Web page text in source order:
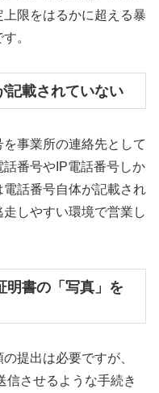
限をはるかに超える暴
。
記載されていない
事業所の連絡先として
番号やIP電話番号しか
話番号自体が記載され
しやすい環境で営業し
明書の「写真」を
提出は必要ですが、
信させるような手続き